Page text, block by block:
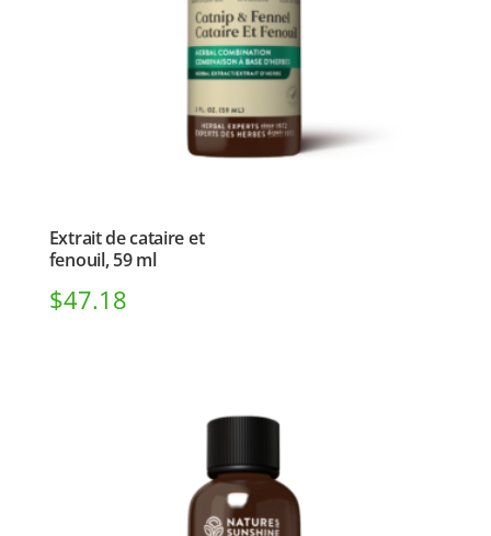
Extrait de cataire et
fenouil, 59 ml
$47.18